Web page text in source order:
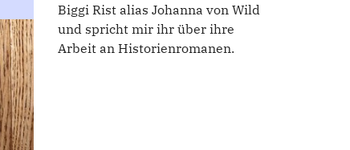
Biggi Rist alias Johanna von Wild
und spricht mir ihr über ihre
Arbeit an Historienromanen.